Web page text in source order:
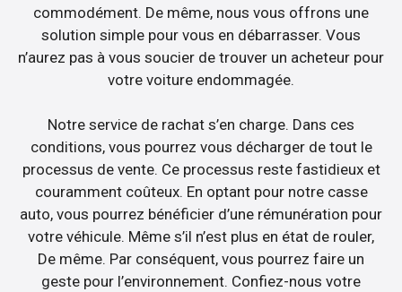
commodément. De même, nous vous offrons une
solution simple pour vous en débarrasser. Vous
n’aurez pas à vous soucier de trouver un acheteur pour
votre voiture endommagée.
Notre service de rachat s’en charge. Dans ces
conditions, vous pourrez vous décharger de tout le
processus de vente. Ce processus reste fastidieux et
couramment coûteux. En optant pour notre casse
auto, vous pourrez bénéficier d’une rémunération pour
votre véhicule. Même s’il n’est plus en état de rouler,
De même. Par conséquent, vous pourrez faire un
geste pour l’environnement. Confiez-nous votre